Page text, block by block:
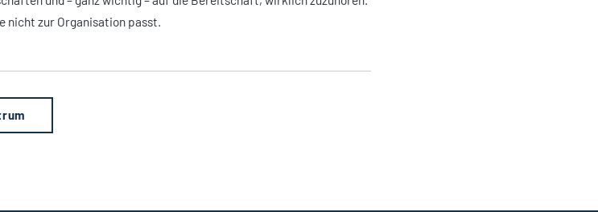
nicht zur Organisation passt.